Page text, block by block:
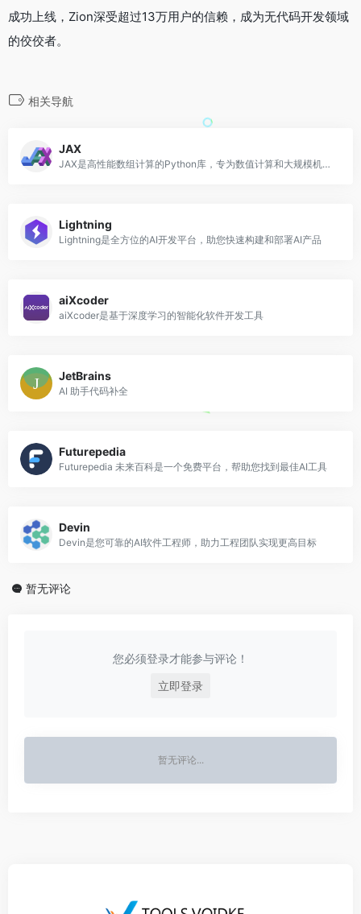
成功上线，Zion深受超过13万用户的信赖，成为无代码开发领域
的佼佼者。
相关导航
JAX
JAX是高性能数组计算的Python库，专为数值计算和大规模机器学习设计
Lightning
Lightning是全方位的AI开发平台，助您快速构建和部署AI产品
aiXcoder
aiXcoder是基于深度学习的智能化软件开发工具
JetBrains
AI 助手代码补全
Futurepedia
Futurepedia 未来百科是一个免费平台，帮助您找到最佳AI工具
Devin
Devin是您可靠的AI软件工程师，助力工程团队实现更高目标
暂无评论
您必须登录才能参与评论！
立即登录
暂无评论...